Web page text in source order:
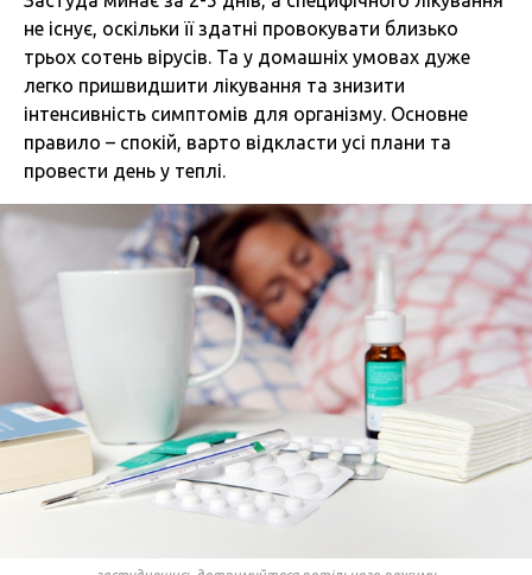
не існує, оскільки її здатні провокувати близько
трьох сотень вірусів. Та у домашніх умовах дуже
легко пришвидшити лікування та знизити
інтенсивність симптомів для організму. Основне
правило – спокій, варто відкласти усі плани та
провести день у теплі.